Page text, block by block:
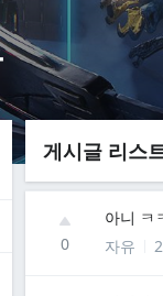
게시글 리스
0
아니 ㅋ
자유